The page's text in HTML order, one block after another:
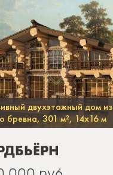
двухэтажный дом из
бревна, 301 м², 14х16 м